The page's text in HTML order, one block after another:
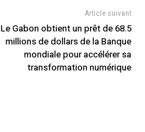
Article suivant
Le Gabon obtient un prêt de 68.5
millions de dollars de la Banque
mondiale pour accélérer sa
transformation numérique